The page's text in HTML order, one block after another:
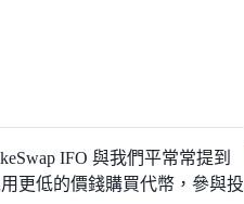
IFO 與我們平常常提到
更低的價錢購買代幣，參與投